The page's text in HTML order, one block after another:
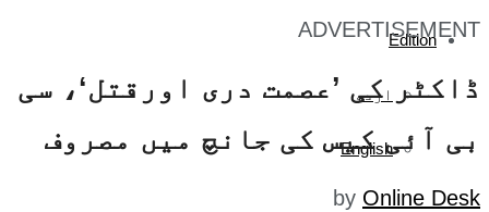
Edition
اردو
English
ADVERTISEMENT
ڈاکٹر کی ’عصمت دری اورقتل‘، سی
بی آئی کیس کی جانچ میں مصروف
by Online Desk